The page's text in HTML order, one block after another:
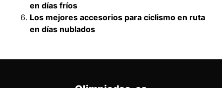
en días fríos
Los mejores accesorios para ciclismo en ruta
en días nublados